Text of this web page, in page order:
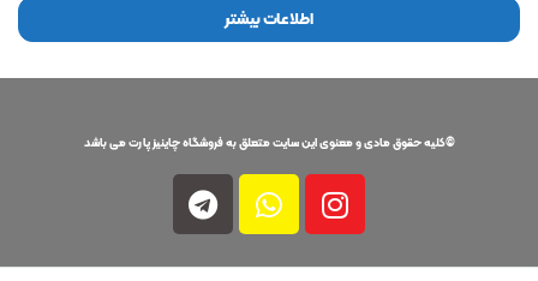
اطلاعات بیشتر
©کلیه حقوق مادی و معنوی این سایت متعلق به فروشگاه چاینیز پارت می باشد